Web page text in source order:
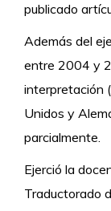
publicado
Además del
entre 2004 y
interpretación
Unidos y
parcialmente.
Ejerció la
Traductorado